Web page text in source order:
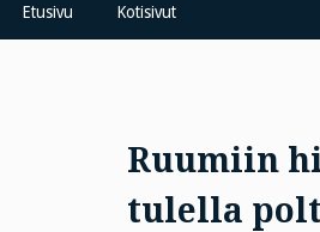
Etusivu Kotisivut
Ruumiin
tulella